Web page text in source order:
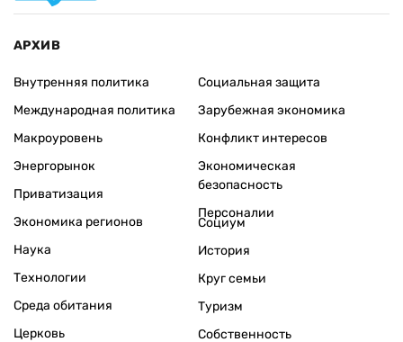
АРХИВ
Внутренняя политика
Международная политика
Макроуровень
Энергорынок
Приватизация
Экономика регионов
Социальная защита
Зарубежная экономика
Конфликт интересов
Экономическая
безопасность
Персоналии
Наука
Технологии
Среда обитания
Церковь
Социум
История
Круг семьи
Туризм
Собственность